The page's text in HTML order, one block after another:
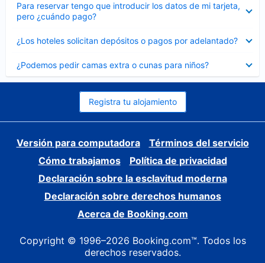
Para reservar tengo que introducir los datos de mi tarjeta,
pero ¿cuándo pago?
cerrado
¿Los hoteles solicitan depósitos o pagos por adelantado?
cerrado
¿Podemos pedir camas extra o cunas para niños?
cerrado
Registra tu alojamiento
Versión para computadora
Términos del servicio
Cómo trabajamos
Política de privacidad
Declaración sobre la esclavitud moderna
Declaración sobre derechos humanos
Acerca de Booking.com
Copyright © 1996–2026 Booking.com™. Todos los
derechos reservados.